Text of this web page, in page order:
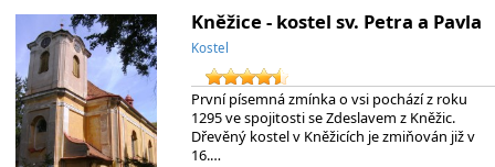
Kněžice - kostel sv. Petra a Pavla
Kostel
První písemná zmínka o vsi pochází z roku
1295 ve spojitosti se Zdeslavem z Kněžic.
Dřevěný kostel v Kněžicích je zmiňován již v
16.…